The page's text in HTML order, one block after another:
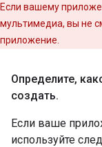
Если вашему
мультимедиа, вы не
приложение.
Определите,
создать.
Если ваше
используйте